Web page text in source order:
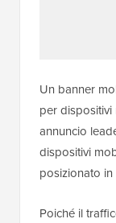
Un banner
per
annuncio
dispositivi
posizionato
Poiché il